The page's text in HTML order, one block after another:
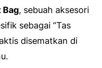
Bag, sebuah aksesori
sebagai “Tas
disematkan di